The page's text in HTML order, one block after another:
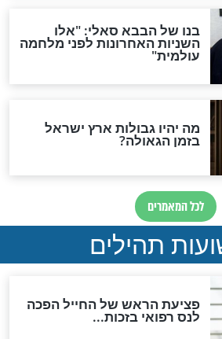
גדולה מאוד של
לאחר בוא המשיח יהיה
לחזור בתשובה?